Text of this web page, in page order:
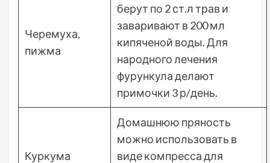
Черемуха,
пижма
берут по 2 ст.л трав и
заваривают в 200 мл
кипяченой воды. Для
народного лечения
фурункула делают
примочки 3 р/день.
Куркума
Домашнюю пряность
можно использовать в
виде компресса для